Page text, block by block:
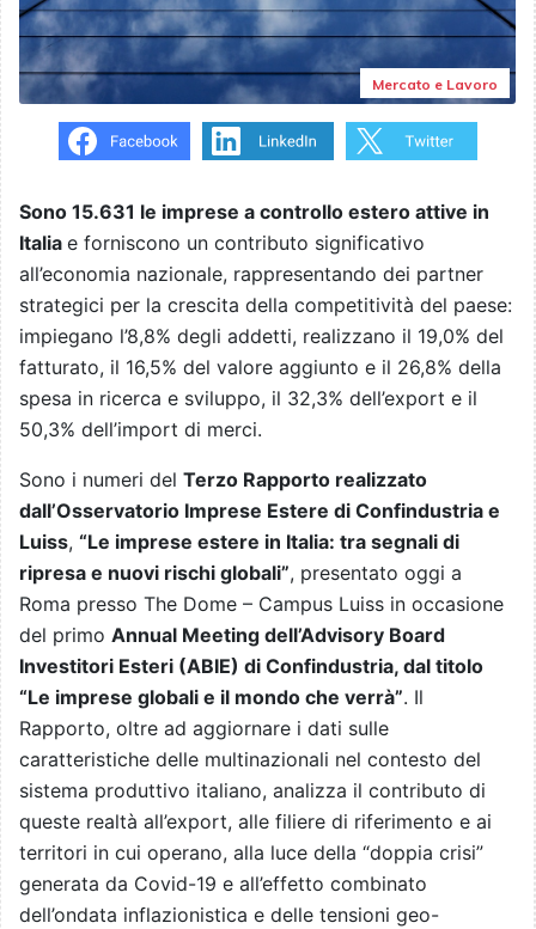
Mercato e Lavoro
Sono 15.631 le imprese a controllo estero attive in
Italia e forniscono un contributo significativo
all’economia nazionale, rappresentando dei partner
strategici per la crescita della competitività del paese:
impiegano l’8,8% degli addetti, realizzano il 19,0% del
fatturato, il 16,5% del valore aggiunto e il 26,8% della
spesa in ricerca e sviluppo, il 32,3% dell’export e il
50,3% dell’import di merci.
Sono i numeri del Terzo Rapporto realizzato
dall’Osservatorio Imprese Estere di Confindustria e
Luiss, “Le imprese estere in Italia: tra segnali di
ripresa e nuovi rischi globali”, presentato oggi a
Roma presso The Dome – Campus Luiss in occasione
del primo Annual Meeting dell’Advisory Board
Investitori Esteri (ABIE) di Confindustria, dal titolo
“Le imprese globali e il mondo che verrà”. Il
Rapporto, oltre ad aggiornare i dati sulle
caratteristiche delle multinazionali nel contesto del
sistema produttivo italiano, analizza il contributo di
queste realtà all’export, alle filiere di riferimento e ai
territori in cui operano, alla luce della “doppia crisi”
generata da Covid-19 e all’effetto combinato
dell’ondata inflazionistica e delle tensioni geo-